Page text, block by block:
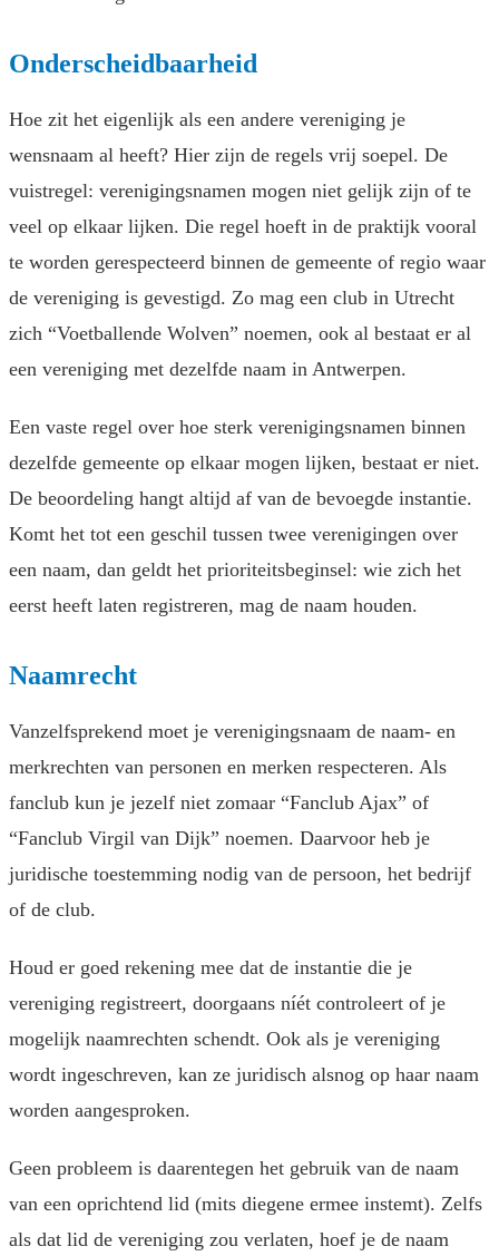
Onderscheidbaarheid
Hoe zit het eigenlijk als een andere vereniging je
wensnaam al heeft? Hier zijn de regels vrij soepel. De
vuistregel: verenigingsnamen mogen niet gelijk zijn of te
veel op elkaar lijken. Die regel hoeft in de praktijk vooral
te worden gerespecteerd binnen de gemeente of regio waar
de vereniging is gevestigd. Zo mag een club in Utrecht
zich “Voetballende Wolven” noemen, ook al bestaat er al
een vereniging met dezelfde naam in Antwerpen.
Een vaste regel over hoe sterk verenigingsnamen binnen
dezelfde gemeente op elkaar mogen lijken, bestaat er niet.
De beoordeling hangt altijd af van de bevoegde instantie.
Komt het tot een geschil tussen twee verenigingen over
een naam, dan geldt het prioriteitsbeginsel: wie zich het
eerst heeft laten registreren, mag de naam houden.
Naamrecht
Vanzelfsprekend moet je verenigingsnaam de naam- en
merkrechten van personen en merken respecteren. Als
fanclub kun je jezelf niet zomaar “Fanclub Ajax” of
“Fanclub Virgil van Dijk” noemen. Daarvoor heb je
juridische toestemming nodig van de persoon, het bedrijf
of de club.
Houd er goed rekening mee dat de instantie die je
vereniging registreert, doorgaans níét controleert of je
mogelijk naamrechten schendt. Ook als je vereniging
wordt ingeschreven, kan ze juridisch alsnog op haar naam
worden aangesproken.
Geen probleem is daarentegen het gebruik van de naam
van een oprichtend lid (mits diegene ermee instemt). Zelfs
als dat lid de vereniging zou verlaten, hoef je de naam